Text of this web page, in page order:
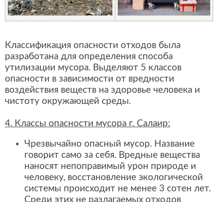
Классификация опасности отходов была
разработана для определения способа
утилизации мусора. Выделяют 5 классов
опасности в зависимости от вредности
воздействия веществ на здоровье человека и
чистоту окружающей среды.
4. Классы опасности мусора г. Салаир:
Чрезвычайно опасный мусор. Название
говорит само за себя. Вредные вещества
наносят непоправимый урон природе и
человеку, восстановление экологической
системы происходит не менее 3 сотен лет.
Среди этих не разлагаемых отходов